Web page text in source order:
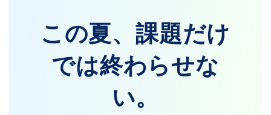
この夏、課題だけ
では終わらせな
い。